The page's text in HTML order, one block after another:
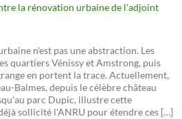
la rénovation urbaine de l'adjoint
n'est pas une abstraction. Les
quartiers Vénissy et Amstrong, puis
en portent la trace. Actuellement,
Balmes, depuis le célèbre château
parc Dupic, illustre cette
sollicité l'ANRU pour étendre ces […]